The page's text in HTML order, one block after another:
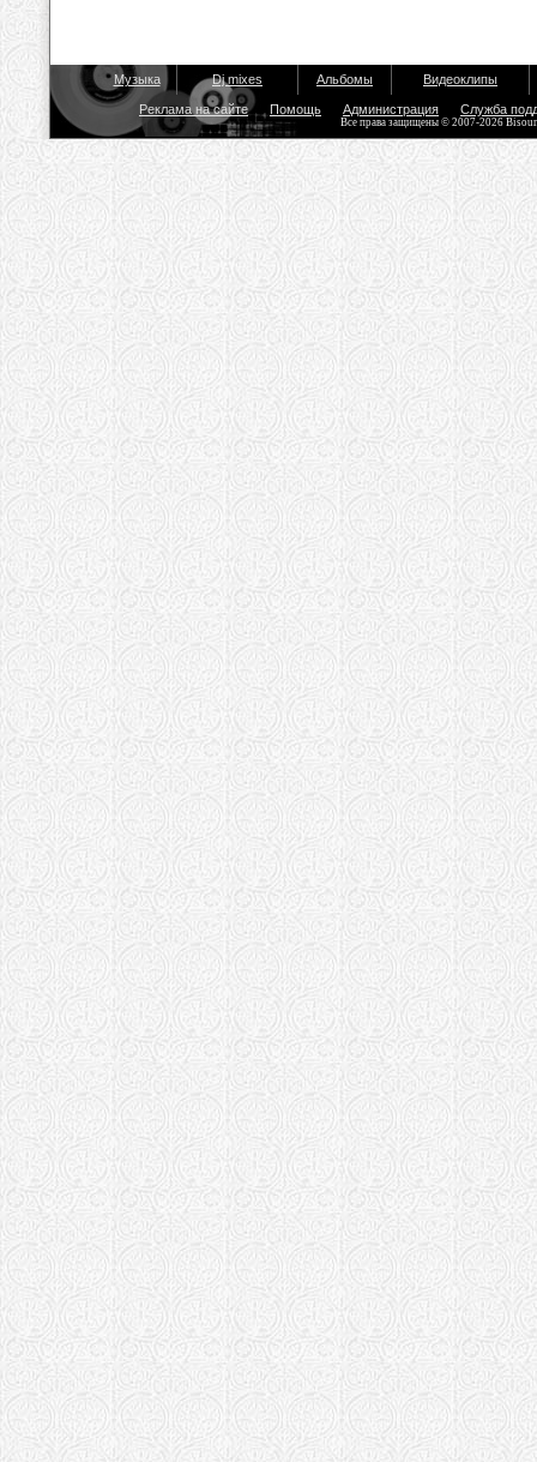
Музыка Dj mixes Альбомы Видеоклипы
Реклама на сайте Помощь Администрация Служба
Все права защищены © 2007-2026